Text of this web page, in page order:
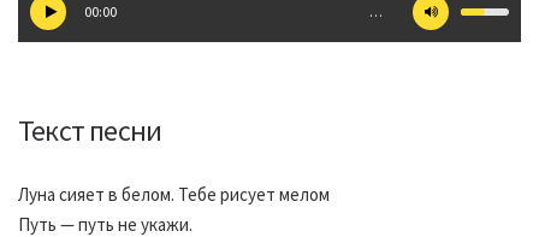
00:00 …
Текст песни
Луна сияет в белом. Тебе рисует мелом
Путь — путь не укажи.